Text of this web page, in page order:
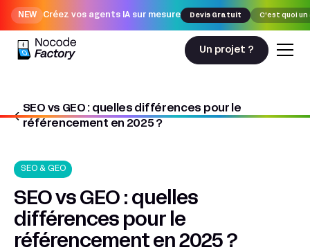
NEW Créez vos agents IA sur mesure Devis Gratuit C'est quoi un
Un projet ?
SEO vs GEO : quelles différences pour le
référencement en 2025 ?
Nocodefactory
SEO & Contenu
SEO & GEO
SEO vs GEO : quelles
différences pour le
référencement en 2025 ?